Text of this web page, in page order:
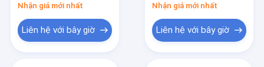
Nhận giá mới nhất
Liên hệ với bây giờ
Nhận giá mới nhất
Liên hệ với bây giờ